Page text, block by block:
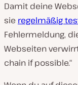
Damit deine
sie regelmäßig
Fehlermeldung,
Webseiten
chain if possible.“